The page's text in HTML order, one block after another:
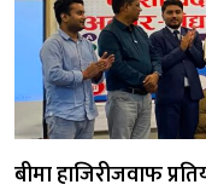
बीमा हाजिरीजवाफ